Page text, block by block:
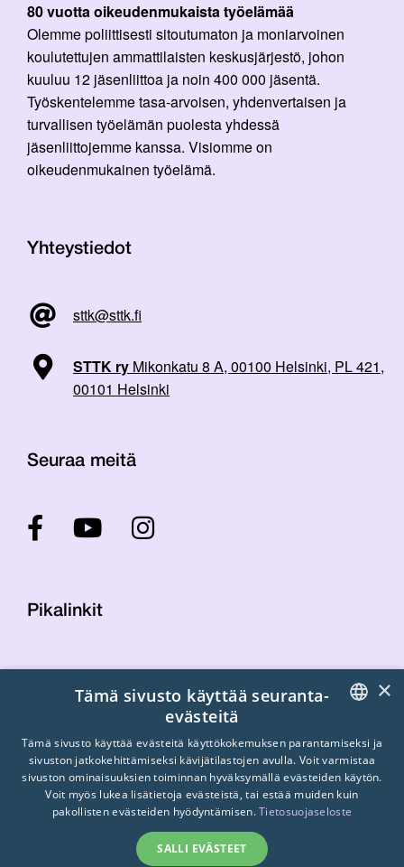
80 vuotta oikeudenmukaista työelämää
Olemme poliittisesti sitoutumaton ja moniarvoinen
koulutettujen ammattilaisten keskusjärjestö, johon
kuuluu 12 jäsenliittoa ja noin 400 000 jäsentä.
Työskentelemme tasa-arvoisen, yhdenvertaisen ja
turvallisen työelämän puolesta yhdessä
jäsenliittojemme kanssa. Visiomme on
oikeudenmukainen työelämä.
Yhteystiedot
sttk@sttk.fi
STTK ry Mikonkatu 8 A, 00100 Helsinki, PL 421,
00101 Helsinki
Seuraa meitä
Pikalinkit
Laskutustiedot
Tietosuojaseloste
Turvallisemman tilan periaatteet
FINNISH
SWEDISH
×
Tämä sivusto käyttää seuranta-
evästeitä
Tämä sivusto käyttää evästeitä käyttökokemuksen parantamiseksi ja
sivuston jatkokehittämiseksi kävijätilastojen avulla. Voit varmistaa
sivuston ominaisuuksien toiminnan hyväksymällä evästeiden käytön.
Voit myös lukea lisätietoja evästeistä, tai estää muiden kuin
pakollisten evästeiden hyödyntämisen.Tietosuojaseloste
SALLI EVÄSTEET